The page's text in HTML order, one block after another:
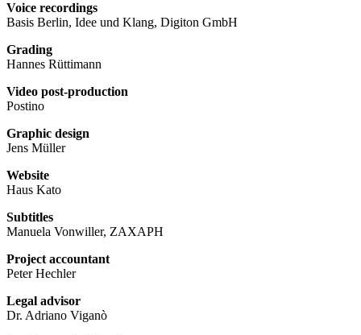
Voice recordings
Basis Berlin, Idee und Klang, Digiton GmbH
Grading
Hannes Rüttimann
Video post-production
Postino
Graphic design
Jens Müller
Website
Haus Kato
Subtitles
Manuela Vonwiller, ZAXAPH
Project accountant
Peter Hechler
Legal advisor
Dr. Adriano Viganò